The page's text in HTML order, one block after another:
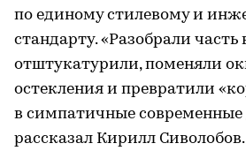
по единому стилевому и
стандарту. «Разобрали
отштукатурили, поменяли
остекления и превратили
в симпатичные
рассказал Кирилл